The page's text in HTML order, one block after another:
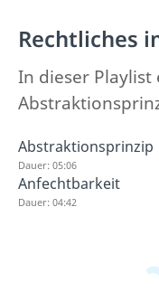
Rechtliches
In dieser
Abstraktionsprinzip
Dauer: 05:06
Anfechtbarkeit
Dauer: 04:42